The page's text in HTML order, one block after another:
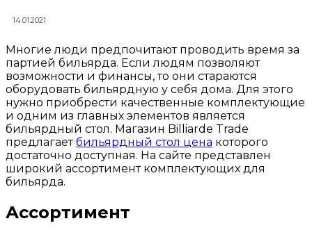
14.01.2021
Многие люди предпочитают проводить время за
партией бильярда. Если людям позволяют
возможности и финансы, то они стараются
оборудовать бильярдную у себя дома. Для этого
нужно приобрести качественные комплектующие
и одним из главных элементов является
бильярдный стол. Магазин Billiarde Trade
предлагаетбильярдный стол цена которого
достаточно доступная. На сайте представлен
широкий ассортимент комплектующих для
бильярда.
Ассортимент